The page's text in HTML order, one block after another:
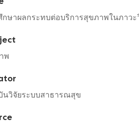
กษาผลกระทบต่อบริการสุขภาพในภาว
พ
นวิจัยระบบสาธารณสุข